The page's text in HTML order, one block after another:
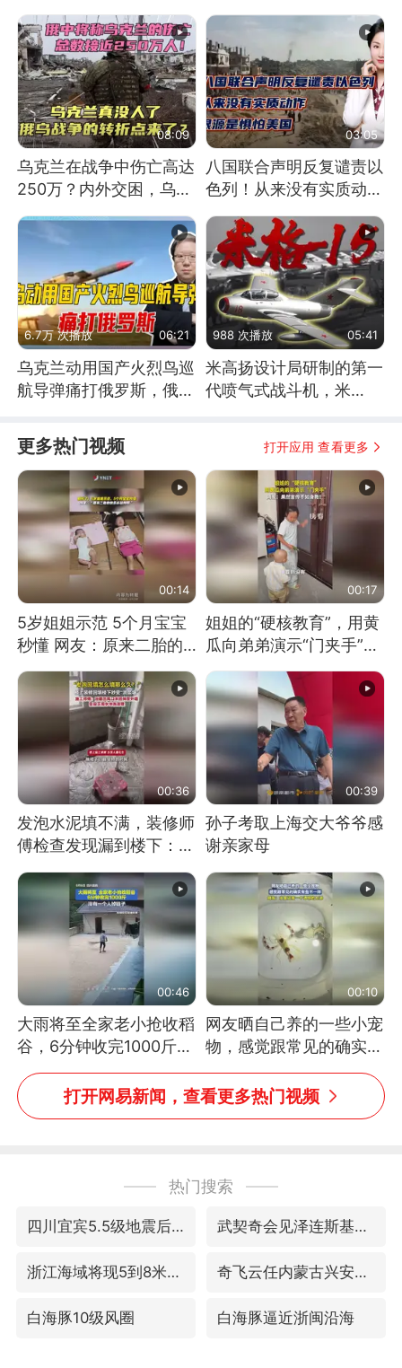
顿饭做得比肉香
08:09
乌克兰在战争中伤亡高达
250万？内外交困，乌克
03:05
八国联合声明反复谴责以
色列！从来没有实质动
6.7万 次播放 06:21
乌克兰动用国产火烈鸟巡
航导弹痛打俄罗斯，俄军
988 次播放 05:41
米高扬设计局研制的第一
代喷气式战斗机，米
更多热门视频 打开应用 查看更多
00:14
5岁姐姐示范 5个月宝宝
秒懂 网友：原来二胎的
快乐长这样
00:17
姐姐的“硬核教育”，用黄
瓜向弟弟演示“门夹手”，
网友：果然言传不如身
教！
00:36
发泡水泥填不满，装修师
傅检查发现漏到楼下：出
风口未延伸到外墙
00:39
孙子考取上海交大爷爷感
谢亲家母
00:46
大雨将至全家老小抢收稻
谷，6分钟收完1000斤，
没有一个人掉链子
00:10
网友晒自己养的一些小宠
物，感觉跟常见的确实有
些不一样
打开网易新闻，查看更多热门视频
热门搜索
四川宜宾5.5级地震后余震为何不断 武契奇会见泽连斯基有何意图
浙江海域将现5到8米巨浪到狂浪 奇飞云任内蒙古兴安盟盟委书记
白海豚10级风圈 白海豚逼近浙闽沿海